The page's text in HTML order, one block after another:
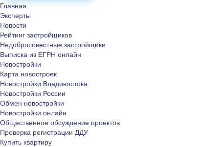
Главная
Эксперты
Новости
Рейтинг застройщиков
Недобросовестные застройщики
Выписка из ЕГРН онлайн
Новостройки
Карта новостроек
Новостройки Владивостока
Новостройки России
Обмен новостройки
Новостройки онлайн
Общественное обсуждение проектов
Проверка регистрации ДДУ
Купить квартиру